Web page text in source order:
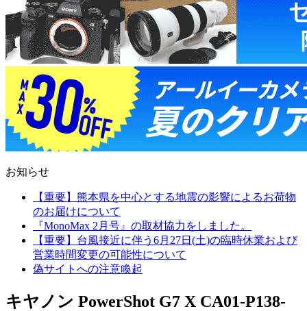
お知らせ
【重要】熊本県を中心とする地震の影響によるお荷物
のお届けについて
『MonoMax 2月号』の取材協力をしました。
【重要】台風接近に伴う6月27日(土)の臨時休業および
営業時間変更の可能性について
偽サイトへの注意喚起
キヤノン PowerShot G7 X CA01-P138-